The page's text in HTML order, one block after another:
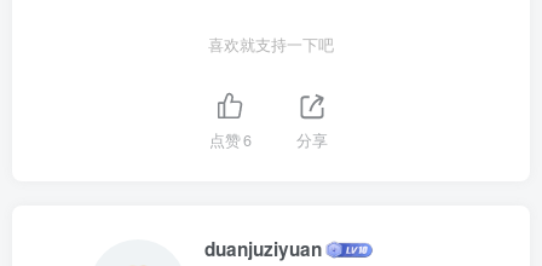
喜欢就支持一下吧
点赞6 分享
duanjuziyuan